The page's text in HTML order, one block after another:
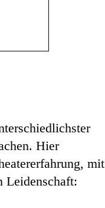
Hier
mit
Leidenschaft: